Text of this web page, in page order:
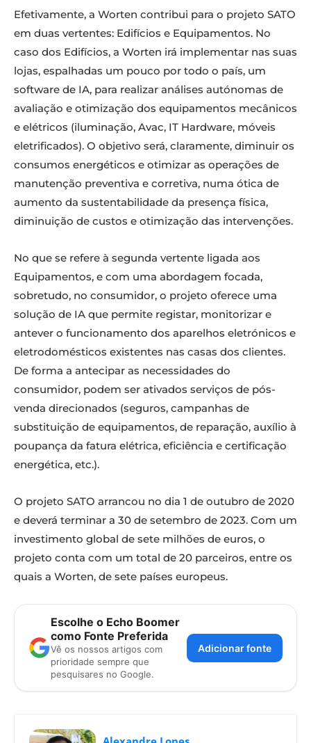
Efetivamente, a Worten contribui para o projeto SATO
em duas vertentes: Edifícios e Equipamentos. No
caso dos Edifícios, a Worten irá implementar nas suas
lojas, espalhadas um pouco por todo o país, um
software de IA, para realizar análises autónomas de
avaliação e otimização dos equipamentos mecânicos
e elétricos (iluminação, Avac, IT Hardware, móveis
eletrificados). O objetivo será, claramente, diminuir os
consumos energéticos e otimizar as operações de
manutenção preventiva e corretiva, numa ótica de
aumento da sustentabilidade da presença física,
diminuição de custos e otimização das intervenções.
No que se refere à segunda vertente ligada aos
Equipamentos, e com uma abordagem focada,
sobretudo, no consumidor, o projeto oferece uma
solução de IA que permite registar, monitorizar e
antever o funcionamento dos aparelhos eletrónicos e
eletrodomésticos existentes nas casas dos clientes.
De forma a antecipar as necessidades do
consumidor, podem ser ativados serviços de pós-
venda direcionados (seguros, campanhas de
substituição de equipamentos, de reparação, auxílio à
poupança da fatura elétrica, eficiência e certificação
energética, etc.).
O projeto SATO arrancou no dia 1 de outubro de 2020
e deverá terminar a 30 de setembro de 2023. Com um
investimento global de sete milhões de euros, o
projeto conta com um total de 20 parceiros, entre os
quais a Worten, de sete países europeus.
Escolhe o Echo Boomer
como Fonte Preferida
Vê os nossos artigos com
prioridade sempre que
pesquisares no Google.
Adicionar fonte